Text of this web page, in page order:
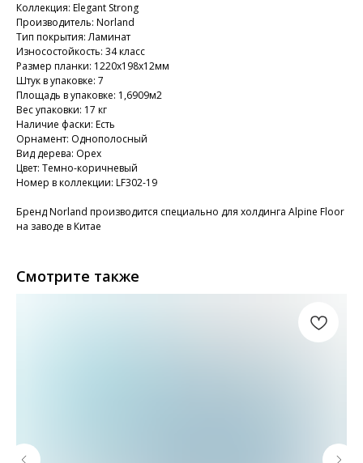
Коллекция: Elegant Strong
Производитель: Norland
Тип покрытия: Ламинат
Износостойкость: 34 класс
Размер планки: 1220х198х12мм
Штук в упаковке: 7
Площадь в упаковке: 1,6909м2
Вес упаковки: 17 кг
Наличие фаски: Есть
Орнамент: Однополосный
Вид дерева: Орех
Цвет: Темно-коричневый
Номер в коллекции: LF302-19
Бренд Norland производится специально для холдинга Alpine Floor
на заводе в Китае
Смотрите также